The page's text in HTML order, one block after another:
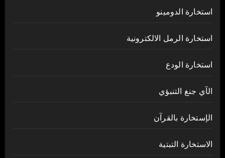
استخارة الدومينو
استخارة الرمل الالكترونية
استخارة الودع
الآي جنغ التنبؤي
الإستخارة بالقرآن
الاستخارة التبتية